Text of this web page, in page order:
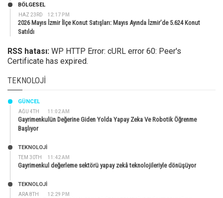
HAZ 23RD 12:17 PM
BÖLGESEL
2026 Mayıs İzmir İlçe Konut Satışları: Mayıs Ayında İzmir’de 5.624 Konut
Satıldı
RSS hatası: WP HTTP Error: cURL error 60: Peer's
Certificate has expired.
TEKNOLOJI
AĞU 4TH 11:02 AM
GÜNCEL
Gayrimenkulün Değerine Giden Yolda Yapay Zeka Ve Robotik Öğrenme
Başlıyor
TEM 30TH 11:42 AM
TEKNOLOJİ
Gayrimenkul değerleme sektörü yapay zekâ teknolojileriyle dönüşüyor
ARA 8TH 12:29 PM
TEKNOLOJİ